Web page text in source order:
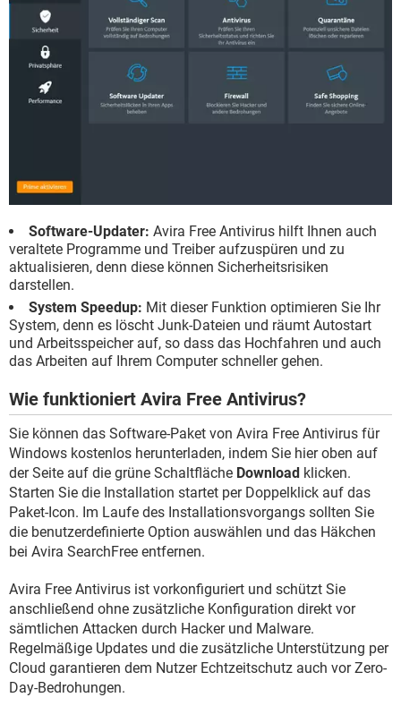
Software-Updater: Avira Free Antivirus hilft Ihnen auch
veraltete Programme und Treiber aufzuspüren und zu
aktualisieren, denn diese können Sicherheitsrisiken
darstellen.
System Speedup: Mit dieser Funktion optimieren Sie Ihr
System, denn es löscht Junk-Dateien und räumt Autostart
und Arbeitsspeicher auf, so dass das Hochfahren und auch
das Arbeiten auf Ihrem Computer schneller gehen.
Wie funktioniert Avira Free Antivirus?
Sie können das Software-Paket von Avira Free Antivirus für
Windows kostenlos herunterladen, indem Sie hier oben auf
der Seite auf die grüne Schaltfläche Download klicken.
Starten Sie die Installation startet per Doppelklick auf das
Paket-Icon. Im Laufe des Installationsvorgangs sollten Sie
die benutzerdefinierte Option auswählen und das Häkchen
bei Avira SearchFree entfernen.
Avira Free Antivirus ist vorkonfiguriert und schützt Sie
anschließend ohne zusätzliche Konfiguration direkt vor
sämtlichen Attacken durch Hacker und Malware.
Regelmäßige Updates und die zusätzliche Unterstützung per
Cloud garantieren dem Nutzer Echtzeitschutz auch vor Zero-
Day-Bedrohungen.